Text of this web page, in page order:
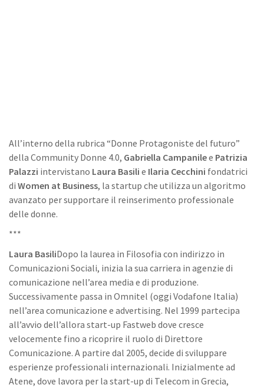
All’interno della rubrica “Donne Protagoniste del futuro”
della Community Donne 4.0, Gabriella Campanilee Patrizia
Palazzi intervistano Laura Basili e Ilaria Cecchini fondatrici
di Women at Business, la startup che utilizza un algoritmo
avanzato per supportare il reinserimento professionale
delle donne.
***
Laura BasiliDopo la laurea in Filosofia con indirizzo in
Comunicazioni Sociali, inizia la sua carriera in agenzie di
comunicazione nell’area media e di produzione.
Successivamente passa in Omnitel (oggi Vodafone Italia)
nell’area comunicazione e advertising. Nel 1999 partecipa
all’avvio dell’allora start-up Fastweb dove cresce
velocemente fino a ricoprire il ruolo di Direttore
Comunicazione. A partire dal 2005, decide di sviluppare
esperienze professionali internazionali. Inizialmente ad
Atene, dove lavora per la start-up di Telecom in Grecia,